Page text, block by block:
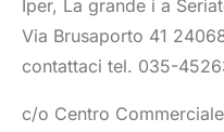
Iper, La grande i a
Via Brusaporto 41
contattaci tel. 035-
c/o Centro